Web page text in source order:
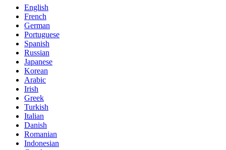
English
French
German
Portuguese
Spanish
Russian
Japanese
Korean
Arabic
Irish
Greek
Turkish
Italian
Danish
Romanian
Indonesian